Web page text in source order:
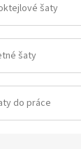
šaty
šaty
do práce